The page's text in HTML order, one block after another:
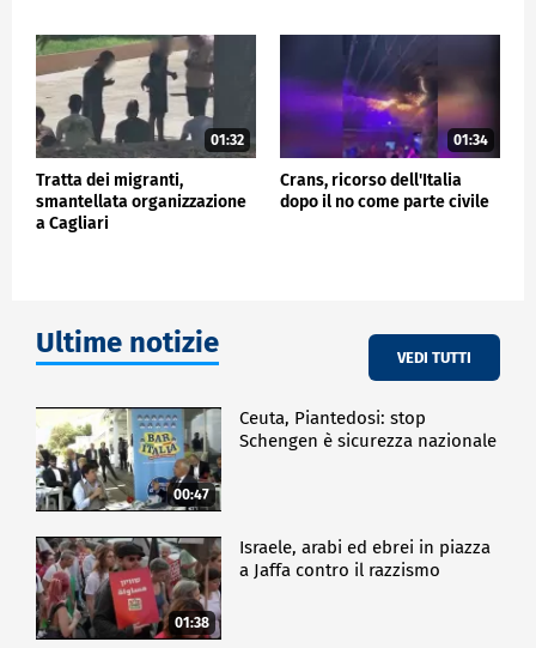
01:32
Tratta dei migranti,
smantellata organizzazione
a Cagliari
01:34
Crans, ricorso dell'Italia
dopo il no come parte civile
Ultime notizie VEDI TUTTI
00:47
Ceuta, Piantedosi: stop
Schengen è sicurezza nazionale
01:38
Israele, arabi ed ebrei in piazza
a Jaffa contro il razzismo